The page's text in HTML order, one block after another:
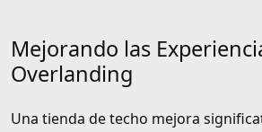
Mejorando las
Overlanding
Una tienda de techo mejora